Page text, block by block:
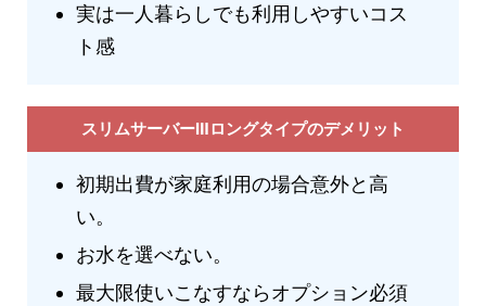
実は一人暮らしでも利用しやすいコス
ト感
スリムサーバーⅢロングタイプのデメリット
初期出費が家庭利用の場合意外と高
い。
お水を選べない。
最大限使いこなすならオプション必須